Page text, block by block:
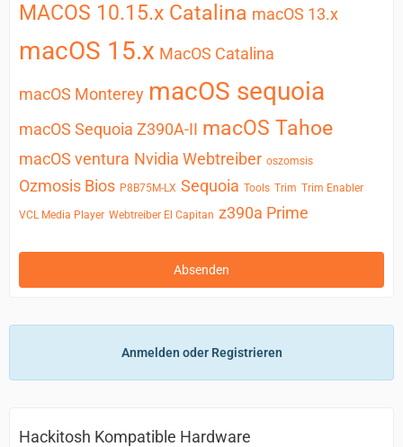
MACOS 10.15.x Catalina macOS 13.x
macOS 15.x MacOS Catalina
macOS Monterey macOS sequoia
macOS Sequoia Z390A-II macOS Tahoe
macOS ventura Nvidia Webtreiber oszomsis
Ozmosis Bios P8B75M-LX Sequoia Tools Trim Trim Enabler
VCL Media Player Webtreiber El Capitan z390a Prime
Anmelden oder Registrieren
Hackitosh Kompatible Hardware